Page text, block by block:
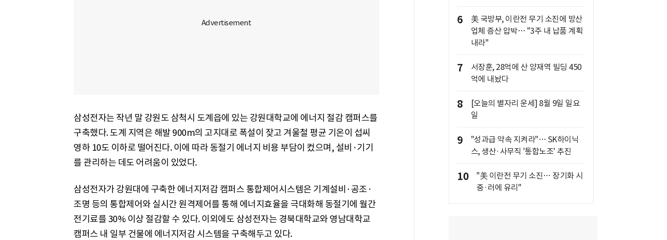
삼성전자는 작년 말 강원도 삼척시 도계읍에 있는 강원대학교에 에너지 절감 캠퍼스를
구축했다. 도계 지역은 해발 900m의 고지대로 폭설이 잦고 겨울철 평균 기온이 섭씨
영하 10도 이하로 떨어진다. 이에 따라 동절기 에너지 비용 부담이 컸으며, 설비·기기
를 관리하는 데도 어려움이 있었다.
삼성전자가 강원대에 구축한 에너지저감 캠퍼스 통합제어시스템은 기계설비·공조·
조명 등의 통합제어와 실시간 원격제어를 통해 에너지효율을 극대화해 동절기에 월간
전기료를 30% 이상 절감할 수 있다. 이외에도 삼성전자는 경북대학교와 영남대학교
캠퍼스 내 일부 건물에 에너지저감 시스템을 구축해두고 있다.
6
美 국방부, 이란전 무기 소진에 방산
업체 증산 압박… "3주 내 납품 계획
내라"
7
서장훈, 28억에 산 양재역 빌딩 450
억에 내놨다
8
[오늘의 별자리 운세] 8월 9일 일요
일
9
"성과급 약속 지켜라"… SK하이닉
스, 생산·사무직 '통합노조' 추진
10
"美 이란전 무기 소진… 장기화 시
중·러에 유리"